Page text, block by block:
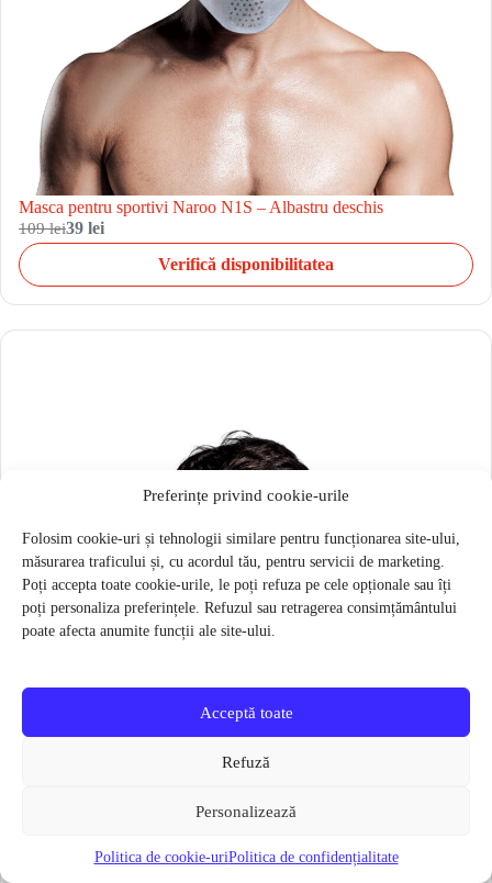
Preferințe privind cookie-urile
Folosim cookie-uri și tehnologii similare pentru funcționarea site-ului,
măsurarea traficului și, cu acordul tău, pentru servicii de marketing.
Poți accepta toate cookie-urile, le poți refuza pe cele opționale sau îți
poți personaliza preferințele. Refuzul sau retragerea consimțământului
poate afecta anumite funcții ale site-ului.
Acceptă toate
Refuză
Personalizează
Politica de cookie-uriPolitica de confidențialitate
Masca pentru sportivi Naroo N1S – Albastru deschis
109 lei39 lei
Verifică disponibilitatea